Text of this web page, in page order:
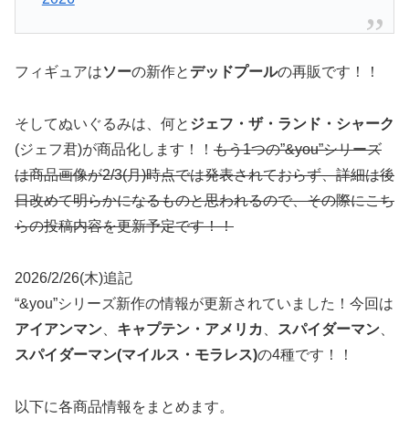
フィギュアはソーの新作と デッドプールの再販です！！
そしてぬいぐるみは、何と ジェフ・ザ・ランド・シャーク
(ジェフ君)が商品化します！！ もう1つの”&you”シリーズ
は商品画像が2/3(月)時点では発表されておらず、詳細は後
日改めて明らかになるものと思われるので、その際にこち
らの投稿内容を更新予定です！！
2026/2/26(木)追記
“&you”シリーズ新作の情報が更新されていました！今回は
アイアンマン
キャプテン・アメリカ スパイダーマン
スパイダーマン(マイルス・モラレス)の4種です！！
以下に各商品情報をまとめます。